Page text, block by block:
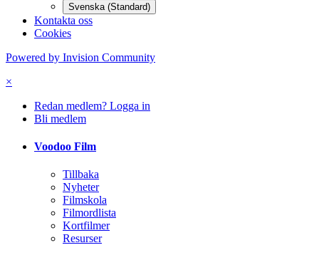
Svenska (Standard)
Kontakta oss
Cookies
Powered by Invision Community
×
Redan medlem? Logga in
Bli medlem
Voodoo Film
Tillbaka
Nyheter
Filmskola
Filmordlista
Kortfilmer
Resurser